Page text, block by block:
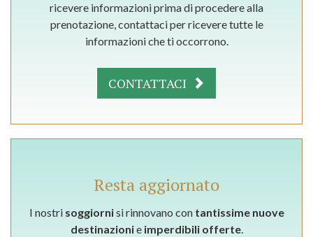
ricevere informazioni prima di procedere alla
prenotazione, contattaci per ricevere tutte le
informazioni che ti occorrono.
CONTATTACI
Resta aggiornato
I nostri soggiornisi rinnovano con tantissime nuove
destinazionie imperdibili offerte.